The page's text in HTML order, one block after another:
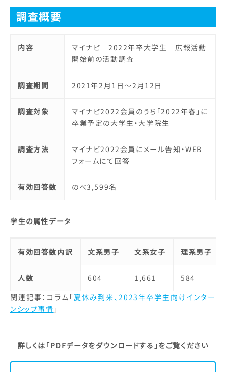
調査概要
内容
マイナビ 2022年卒大学生 広報活動
開始前の活動調査
調査期間 2021年2月1日～2月12日
調査対象
マイナビ2022会員のうち「2022年春」に
卒業予定の大学生・大学院生
調査方法
マイナビ2022会員にメール告知・WEB
フォームにて回答
有効回答数 のべ3,599名
学生の属性データ
有効回答数内訳 文系男子 文系女子 理系男子
人数 604 1,661
584
関連記事：コラム「夏休み到来、2023年卒学生向けインター
ンシップ事情 」
詳しくは「PDFデータをダウンロードする」をご覧ください